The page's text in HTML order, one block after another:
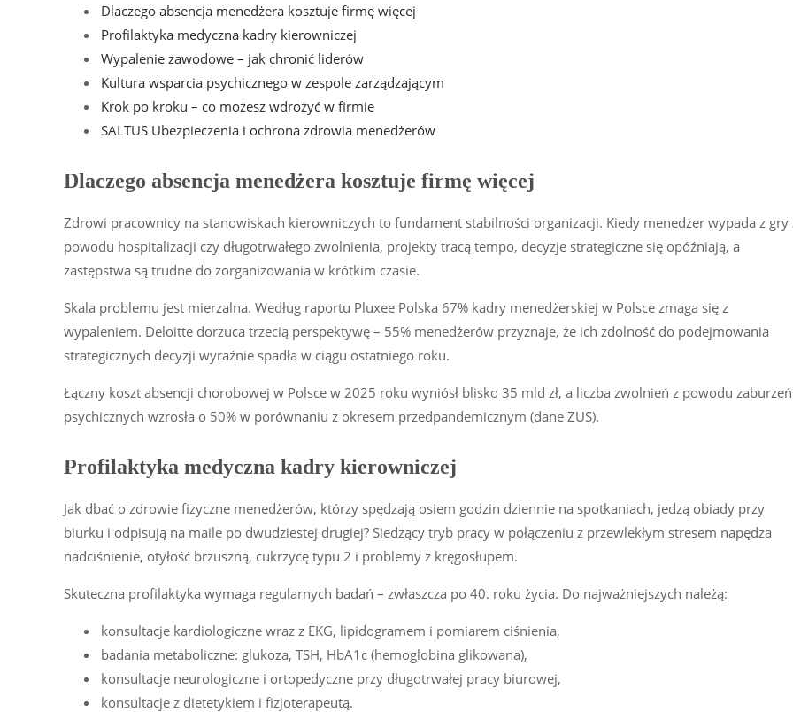
Dlaczego absencja menedżera kosztuje firmę więcej
Profilaktyka medyczna kadry kierowniczej
Wypalenie zawodowe – jak chronić liderów
Kultura wsparcia psychicznego w zespole zarządzającym
Krok po kroku – co możesz wdrożyć w firmie
SALTUS Ubezpieczenia i ochrona zdrowia menedżerów
Dlaczego absencja menedżera kosztuje firmę więcej
Zdrowi pracownicy na stanowiskach kierowniczych to fundament stabilności organizacji. Kiedy menedżer wypada z gry
powodu hospitalizacji czy długotrwałego zwolnienia, projekty tracą tempo, decyzje strategiczne się opóźniają, a
zastępstwa są trudne do zorganizowania w krótkim czasie.
Skala problemu jest mierzalna. Według raportu Pluxee Polska 67% kadry menedżerskiej w Polsce zmaga się z
wypaleniem. Deloitte dorzuca trzecią perspektywę – 55% menedżerów przyznaje, że ich zdolność do podejmowania
strategicznych decyzji wyraźnie spadła w ciągu ostatniego roku.
Łączny koszt absencji chorobowej w Polsce w 2025 roku wyniósł blisko 35 mld zł, a liczba zwolnień z powodu zaburzeń
psychicznych wzrosła o 50% w porównaniu z okresem przedpandemicznym (dane ZUS).
Profilaktyka medyczna kadry kierowniczej
Jak dbać o zdrowie fizyczne menedżerów, którzy spędzają osiem godzin dziennie na spotkaniach, jedzą obiady przy
biurku i odpisują na maile po dwudziestej drugiej? Siedzący tryb pracy w połączeniu z przewlekłym stresem napędza
nadciśnienie, otyłość brzuszną, cukrzycę typu 2 i problemy z kręgosłupem.
Skuteczna profilaktyka wymaga regularnych badań – zwłaszcza po 40. roku życia. Do najważniejszych należą:
konsultacje kardiologiczne wraz z EKG, lipidogramem i pomiarem ciśnienia,
badania metaboliczne: glukoza, TSH, HbA1c (hemoglobina glikowana),
konsultacje neurologiczne i ortopedyczne przy długotrwałej pracy biurowej,
konsultacje z dietetykiem i fizjoterapeutą.